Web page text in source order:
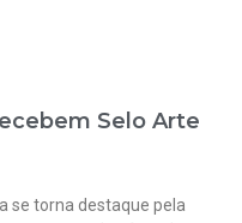
Selo Arte
se torna destaque pela